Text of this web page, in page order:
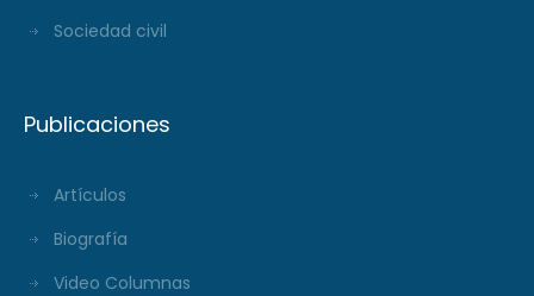
Sociedad civil
Publicaciones
Artículos
Biografía
Video Columnas